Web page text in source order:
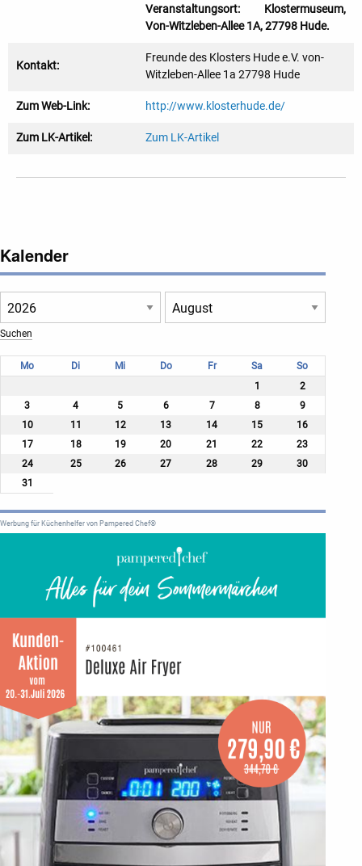
Veranstaltungsort: Klostermuseum,
Von-Witzleben-Allee 1A, 27798 Hude.
Kontakt:
Freunde des Klosters Hude e.V. von-
Witzleben-Allee 1a 27798 Hude
Zum Web-Link: http://www.klosterhude.de/
Zum LK-Artikel: Zum LK-Artikel
Kalender
Mo Di Mi Do Fr Sa
So
1
2
3
4 5 6 7 8
9
10
11 12 13 14 15
16
17
18 19 20 21 22
23
24
25 26 27 28 29
30
31
Werbung für Küchenhelfer von Pampered Chef®